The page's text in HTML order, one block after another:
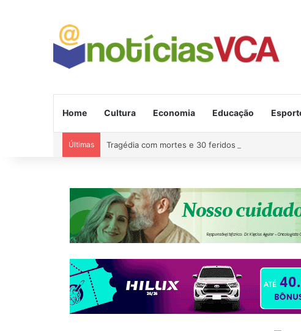
Home Cultura Economia Educação
Últimas Tragédia com mortes e 30 feridos na estrada